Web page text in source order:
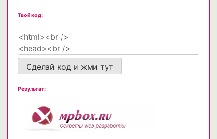
Твой код:
Сделай код и жми тут
Результат: